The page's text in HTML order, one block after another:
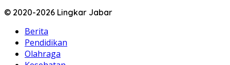
© 2020-2026 Lingkar Jabar
Berita
Pendidikan
Olahraga